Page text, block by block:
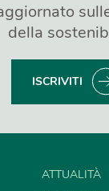
della
ISCRIVITI
ATTUALITÀ